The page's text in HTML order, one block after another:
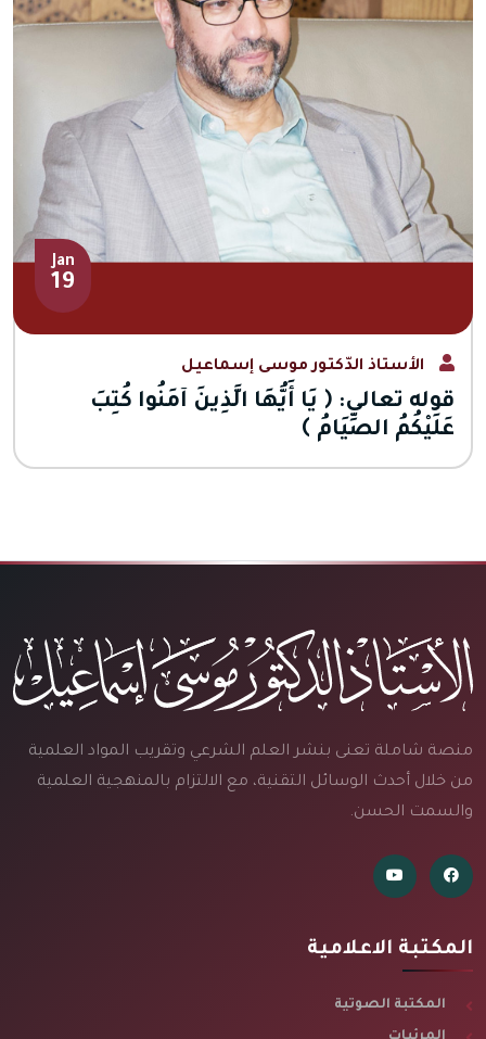
Jan
19
الأستاذ الدّكتور موسى إسماعيل
قوله تعالى: ﴿ يَا أَيُّهَا الَّذِينَ آمَنُوا كُتِبَ
عَلَيْكُمُ الصِّيَامُ ﴾
منصة شاملة تعنى بنشر العلم الشرعي وتقريب المواد العلمية
من خلال أحدث الوسائل التقنية، مع الالتزام بالمنهجية العلمية
والسمت الحسن.
المكتبة الاعلامية
المكتبة الصوتية